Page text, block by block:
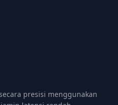
presisi menggunakan